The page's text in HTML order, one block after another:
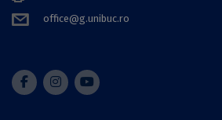
office@g.unibuc.ro